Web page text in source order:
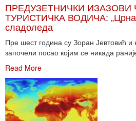
ПРЕДУЗЕТНИЧКИ ИЗАЗОВИ
ТУРИСТИЧКА ВОДИЧА: „Црна
сладоледа
Пре шест година су Зоран Јевтовић
започели посао којим се никада
Read More